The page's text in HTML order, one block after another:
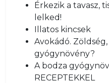
Érkezik a tavasz,
lelked!
Illatos kincsek
Avokádó.
gyógynövény?
A bodza
RECEPTEKKEL